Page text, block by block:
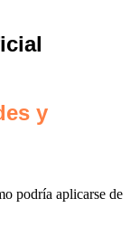
y
podría aplicarse de